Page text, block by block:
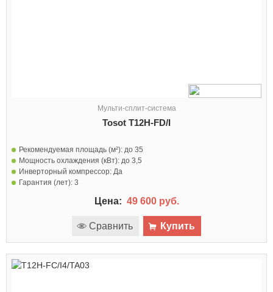
Мульти-сплит-система
Tosot T12H-FD/I
Рекомендуемая площадь (м²): до 35
Мощность охлаждения (кВт): до 3,5
Инверторный компрессор: Да
Гарантия (лет): 3
Цена: 49 600 руб.
Сравнить Купить